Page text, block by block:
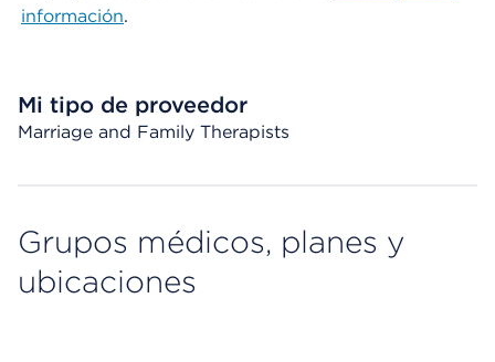
información.
Mi tipo de proveedor
Marriage and Family Therapists
Grupos médicos, planes y
ubicaciones